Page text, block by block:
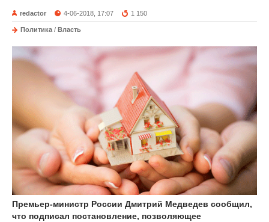
redactor 4-06-2018, 17:07 1 150
Политика / Власть
Премьер-министр России Дмитрий Медведев сообщил,
что подписал постановление, позволяющее